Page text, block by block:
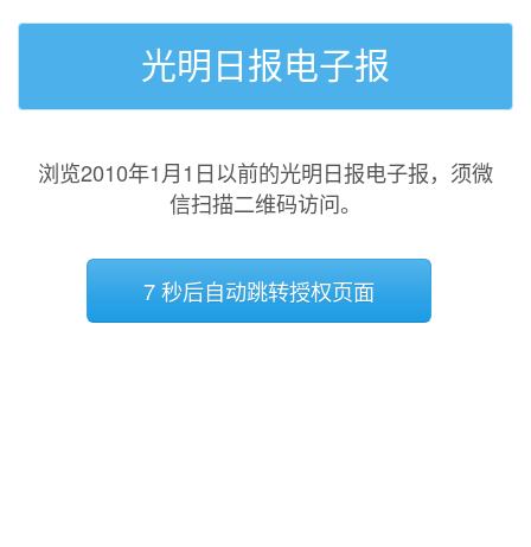
光明日报电子报
浏览2010年1月1日以前的光明日报电子报，须微
信扫描二维码访问。
7 秒后自动跳转授权页面